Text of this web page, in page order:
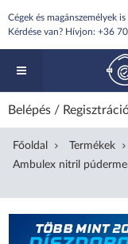
Cégek és magánszemélyek
Kérdése van? Hívjon: +36
Belépés /
Főoldal Termékek
Ambulex nitril